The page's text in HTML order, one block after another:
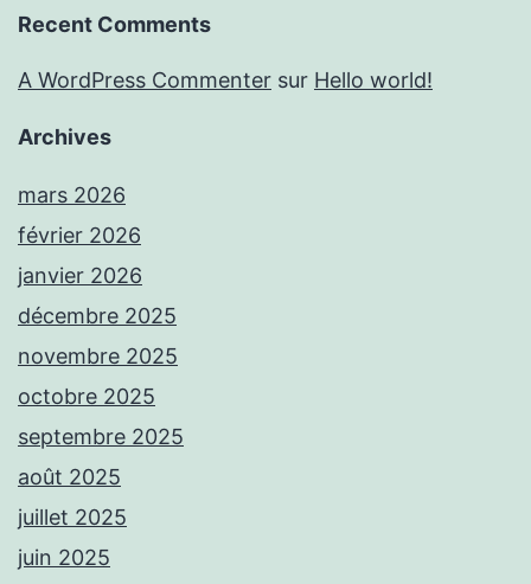
Recent Comments
A WordPress Commenter sur Hello world!
Archives
mars 2026
février 2026
janvier 2026
décembre 2025
novembre 2025
octobre 2025
septembre 2025
août 2025
juillet 2025
juin 2025